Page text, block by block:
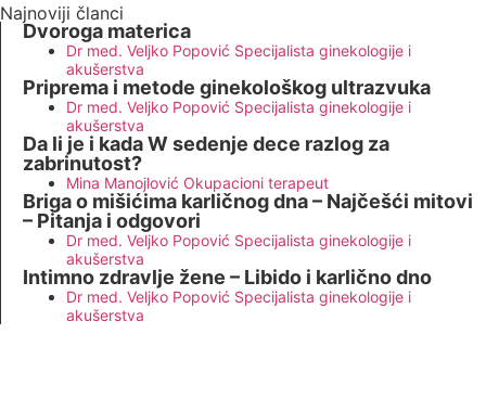
Najnoviji članci
Dvoroga materica
Dr med. Veljko Popović Specijalista ginekologije i
akušerstva
Priprema i metode ginekološkog ultrazvuka
Dr med. Veljko Popović Specijalista ginekologije i
akušerstva
Da li je i kada W sedenje dece razlog za
zabrinutost?
Mina Manojlović Okupacioni terapeut
Briga o mišićima karličnog dna – Najčešći mitovi
– Pitanja i odgovori
Dr med. Veljko Popović Specijalista ginekologije i
akušerstva
Intimno zdravlje žene – Libido i karlično dno
Dr med. Veljko Popović Specijalista ginekologije i
akušerstva